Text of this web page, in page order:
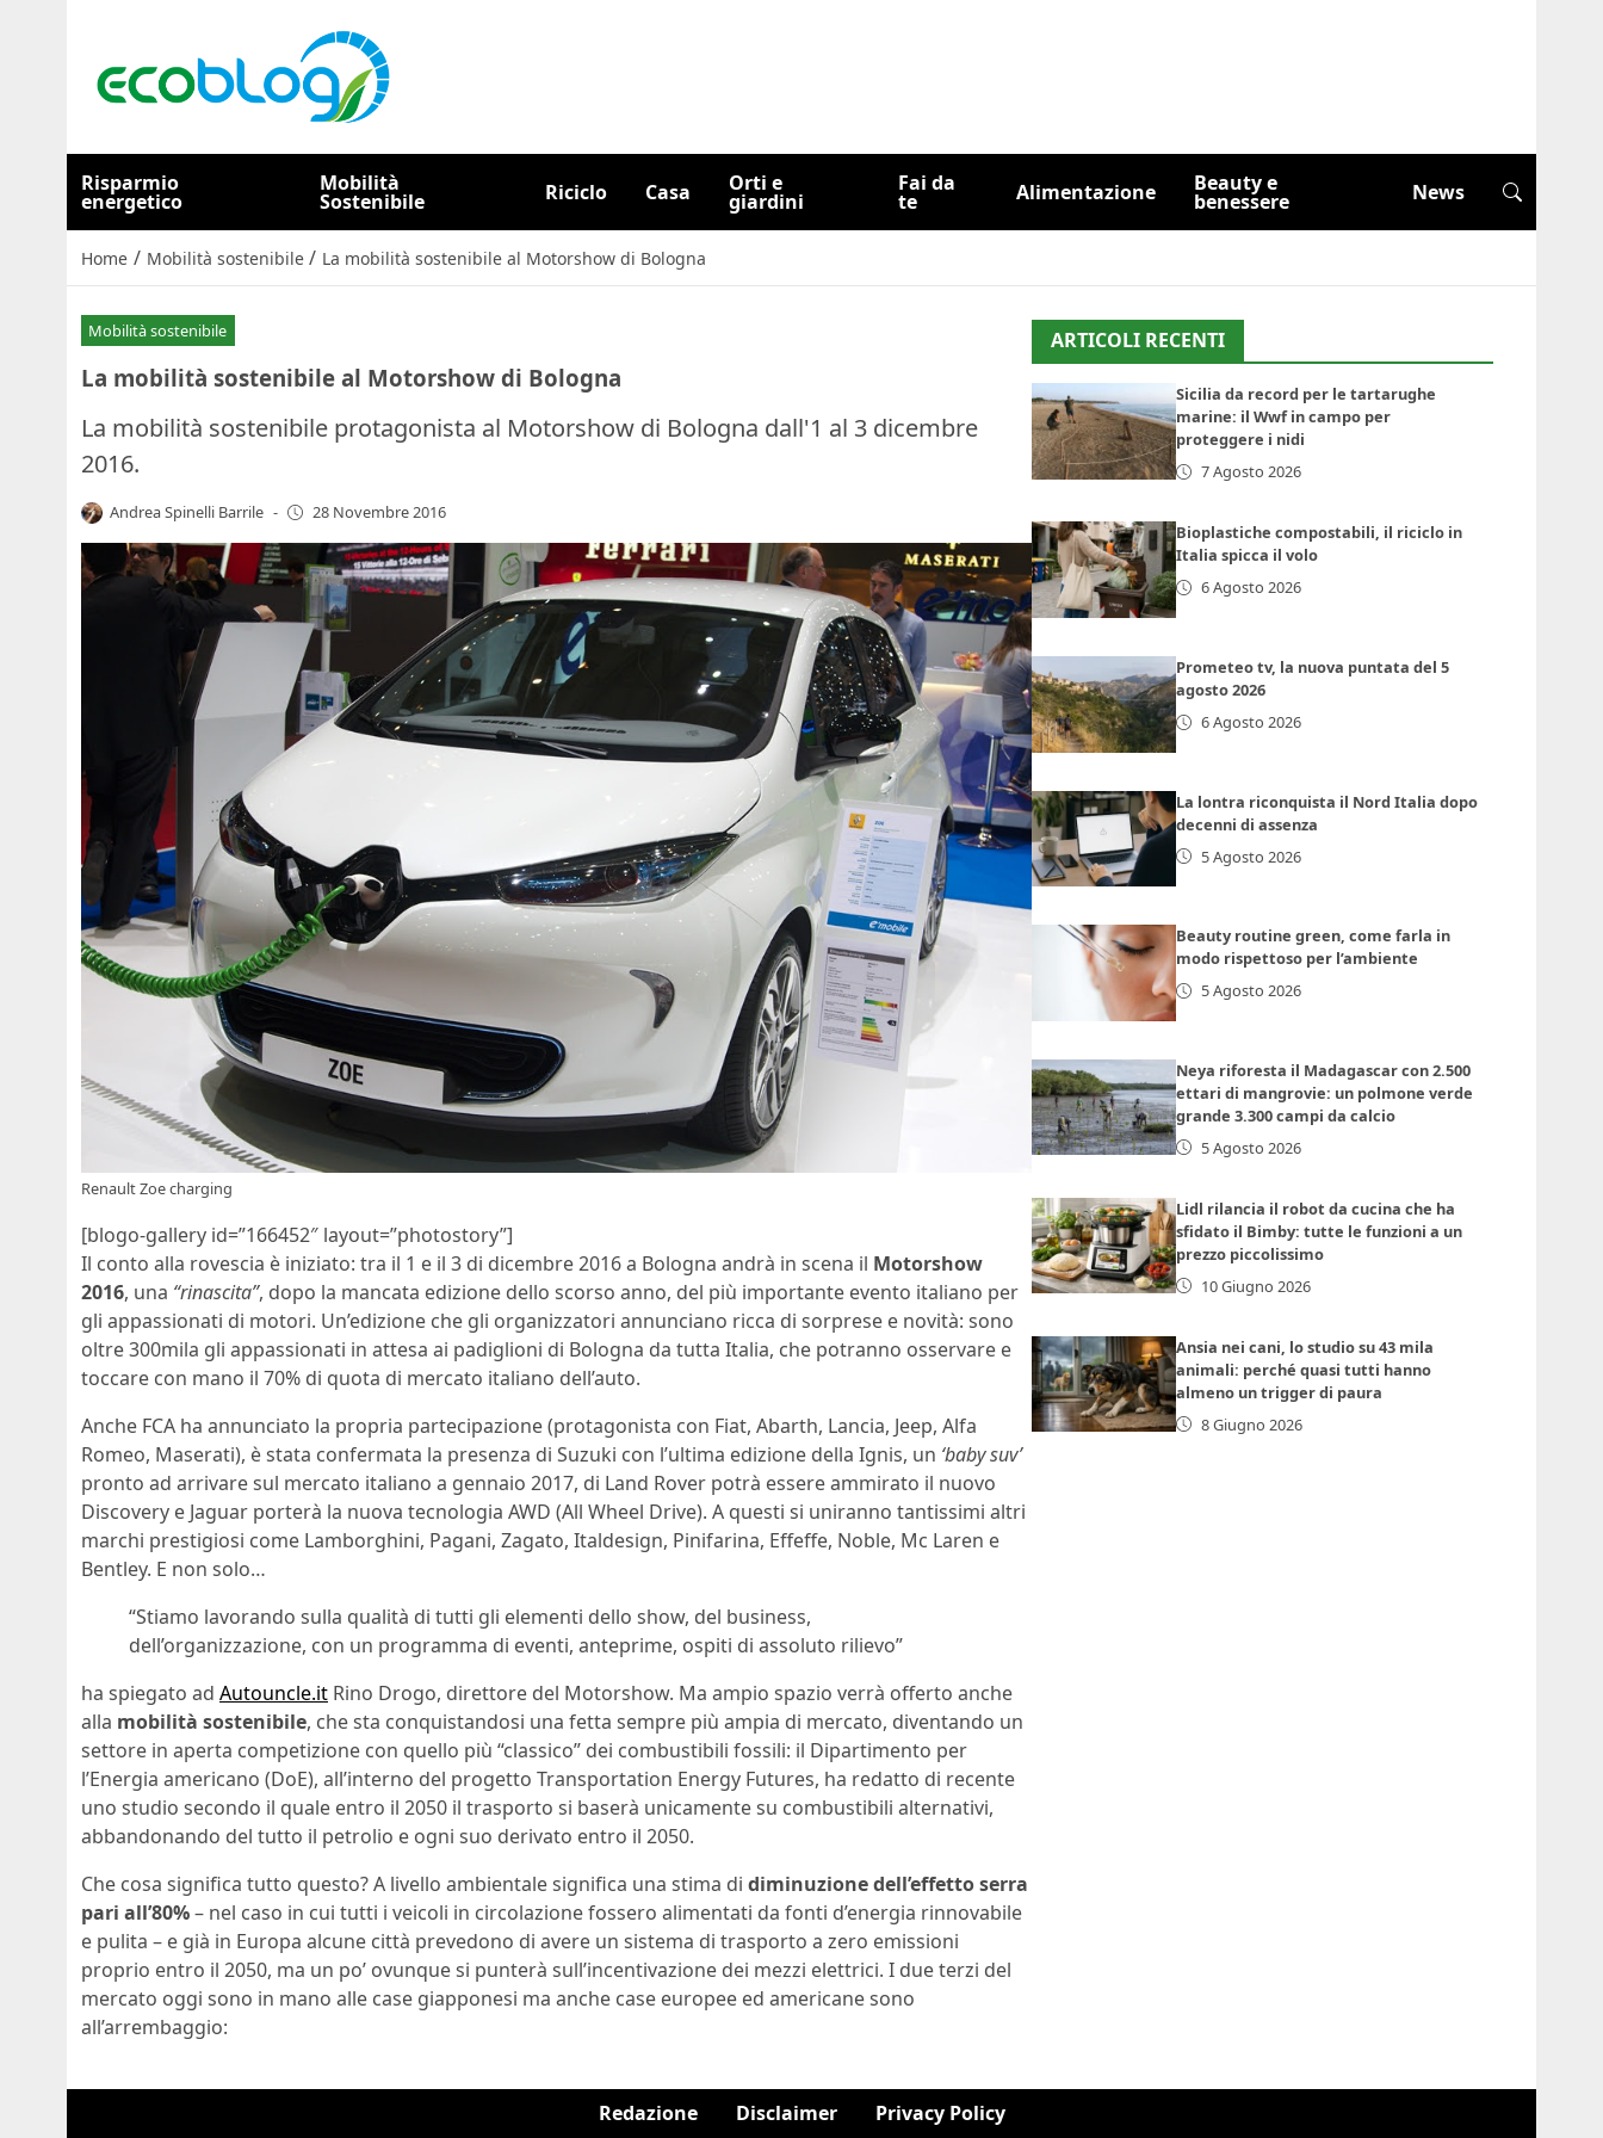
Risparmio
energetico
Mobilità
Sostenibile Riciclo Casa Orti e
giardini
Fai da
te Alimentazione Beauty e
benessere News
Home / Mobilità sostenibile / La mobilità sostenibile al Motorshow di Bologna
Mobilità sostenibile
La mobilità sostenibile al Motorshow di Bologna
La mobilità sostenibile protagonista al Motorshow di Bologna dall'1 al 3 dicembre
2016.
Andrea Spinelli Barrile - 28 Novembre 2016
Renault Zoe charging
[blogo-gallery id=”166452″ layout=”photostory”]
Il conto alla rovescia è iniziato: tra il 1 e il 3 di dicembre 2016 a Bologna andrà in scena il Motorshow
2016, una “rinascita”, dopo la mancata edizione dello scorso anno, del più importante evento italiano per
gli appassionati di motori. Un’edizione che gli organizzatori annunciano ricca di sorprese e novità: sono
oltre 300mila gli appassionati in attesa ai padiglioni di Bologna da tutta Italia, che potranno osservare e
toccare con mano il 70% di quota di mercato italiano dell’auto.
Anche FCA ha annunciato la propria partecipazione (protagonista con Fiat, Abarth, Lancia, Jeep, Alfa
Romeo, Maserati), è stata confermata la presenza di Suzuki con l’ultima edizione della Ignis, un ‘baby suv’
pronto ad arrivare sul mercato italiano a gennaio 2017, di Land Rover potrà essere ammirato il nuovo
Discovery e Jaguar porterà la nuova tecnologia AWD (All Wheel Drive). A questi si uniranno tantissimi altri
marchi prestigiosi come Lamborghini, Pagani, Zagato, Italdesign, Pinifarina, Effeffe, Noble, Mc Laren e
Bentley. E non solo…
“Stiamo lavorando sulla qualità di tutti gli elementi dello show, del business,
dell’organizzazione, con un programma di eventi, anteprime, ospiti di assoluto rilievo”
ha spiegato ad Autouncle.it Rino Drogo, direttore del Motorshow. Ma ampio spazio verrà offerto anche
alla mobilità sostenibile, che sta conquistandosi una fetta sempre più ampia di mercato, diventando un
settore in aperta competizione con quello più “classico” dei combustibili fossili: il Dipartimento per
l’Energia americano (DoE), all’interno del progetto Transportation Energy Futures, ha redatto di recente
uno studio secondo il quale entro il 2050 il trasporto si baserà unicamente su combustibili alternativi,
abbandonando del tutto il petrolio e ogni suo derivato entro il 2050.
Che cosa significa tutto questo? A livello ambientale significa una stima di diminuzione dell’effetto serra
pari all’80%– nel caso in cui tutti i veicoli in circolazione fossero alimentati da fonti d’energia rinnovabile
e pulita – e già in Europa alcune città prevedono di avere un sistema di trasporto a zero emissioni
proprio entro il 2050, ma un po’ ovunque si punterà sull’incentivazione dei mezzi elettrici. I due terzi del
mercato oggi sono in mano alle case giapponesi ma anche case europee ed americane sono
all’arrembaggio:
ARTICOLI RECENTI
Sicilia da record per le tartarughe
marine: il Wwf in campo per
proteggere i nidi
7 Agosto 2026
Bioplastiche compostabili, il riciclo in
Italia spicca il volo
6 Agosto 2026
Prometeo tv, la nuova puntata del 5
agosto 2026
6 Agosto 2026
La lontra riconquista il Nord Italia dopo
decenni di assenza
5 Agosto 2026
Beauty routine green, come farla in
modo rispettoso per l’ambiente
5 Agosto 2026
Neya riforesta il Madagascar con 2.500
ettari di mangrovie: un polmone verde
grande 3.300 campi da calcio
5 Agosto 2026
Lidl rilancia il robot da cucina che ha
sfidato il Bimby: tutte le funzioni a un
prezzo piccolissimo
10 Giugno 2026
Ansia nei cani, lo studio su 43 mila
animali: perché quasi tutti hanno
almeno un trigger di paura
8 Giugno 2026
Redazione Disclaimer Privacy Policy